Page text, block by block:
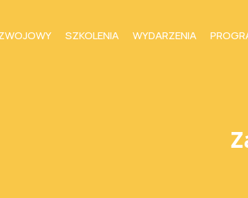
SZKOLENIA WYDARZENIA